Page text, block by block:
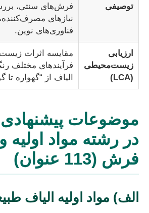
توصیفی
فرش‌های سنتی،
نیازهای
فناوری‌های نوین.
ارزیابی
زیست‌محیطی
(LCA)
مقایسه اثرات
فرآیندهای مختلف
الیاف از “گهواره تا
موضوعات پیشنهادی
در رشته مواد اولیه
فرش (113 عنوان)
الف) مواد اولیه الیاف